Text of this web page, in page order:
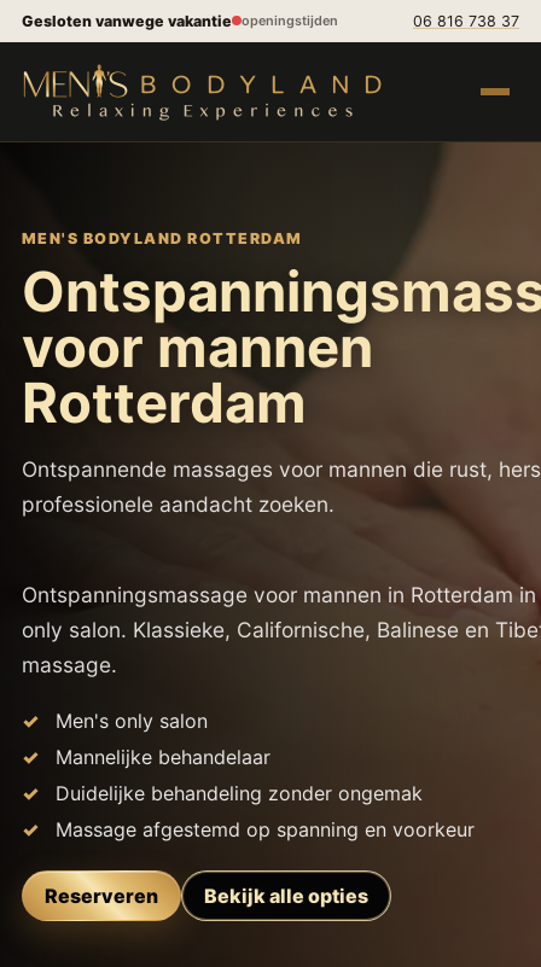
Spring naar inhoud
Gesloten vanwege vakantie openingstijden 06 816 738 37
Menu
MEN'S BODYLAND ROTTERDAM
voor mannen
Rotterdam
Ontspannende massages voor mannen die rust,
professionele aandacht zoeken.
Ontspanningsmassage voor mannen in Rotterdam
only salon. Klassieke, Californische, Balinese en
massage.
Men's only salon
Mannelijke behandelaar
Duidelijke behandeling zonder ongemak
Massage afgestemd op spanning en voorkeur
Reserveren Bekijk alle opties